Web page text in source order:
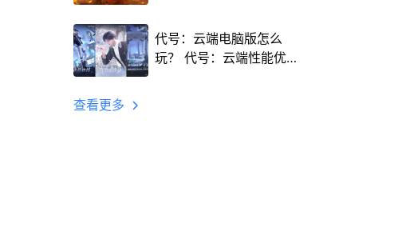
代号：云端电脑版怎么
玩？ 代号：云端性能优
查看更多